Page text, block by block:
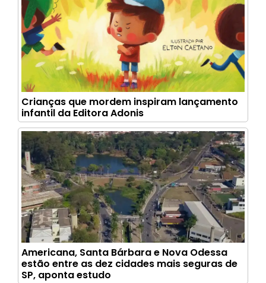
Crianças que mordem inspiram lançamento
infantil da Editora Adonis
Americana, Santa Bárbara e Nova Odessa
estão entre as dez cidades mais seguras de
SP, aponta estudo